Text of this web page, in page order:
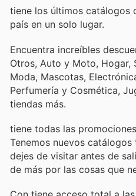
tiene los últimos catálogos
país en un solo lugar.
Encuentra increíbles
Otros, Auto y Moto, Hogar,
Moda, Mascotas,
Perfumería y Cosmética,
tiendas más.
tiene todas las
Tenemos nuevos
dejes de visitar antes de
de más por las cosas que